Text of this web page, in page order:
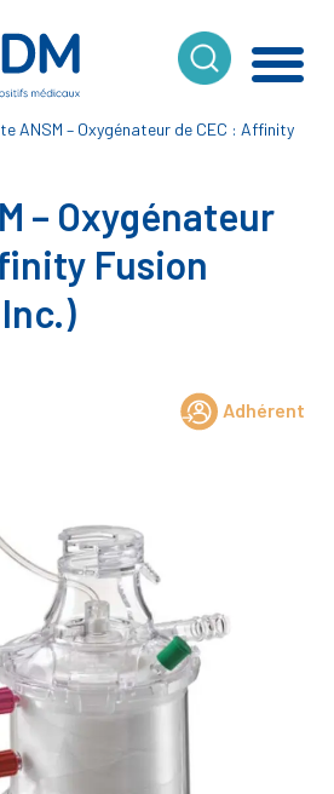
ANSM – Oxygénateur de CEC : Affinity
– Oxygénateur
Fusion
Adhérent